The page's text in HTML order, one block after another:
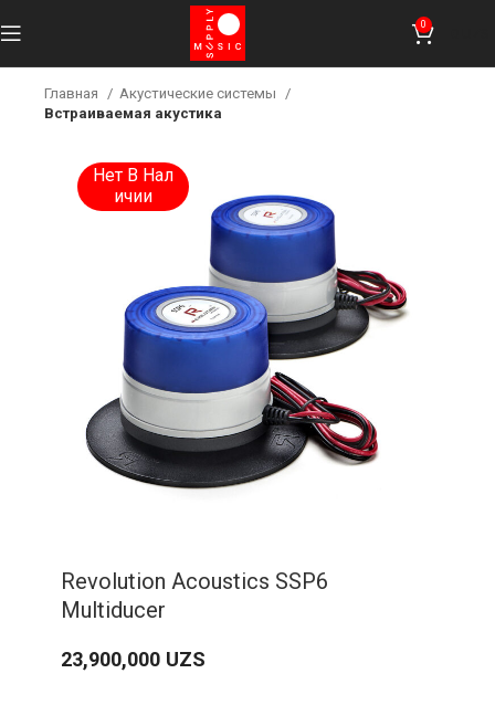
0
Главная
Акустические системы
Встраиваемая акустика
Нет В Нал
Ичии
Revolution Acoustics SSP6
Multiducer
23,900,000 UZS